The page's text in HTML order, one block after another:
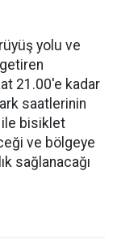
yolu ve
21.00'e kadar
saatlerinin
ile bisiklet
ve bölgeye
sağlanacağı